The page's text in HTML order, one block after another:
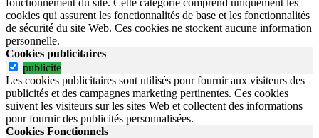
cookies qui assurent les fonctionnalités de base et les fonctionnalités
de sécurité du site Web. Ces cookies ne stockent aucune information
personnelle.
Cookies publicitaires
publicite
Les cookies publicitaires sont utilisés pour fournir aux visiteurs des
publicités et des campagnes marketing pertinentes. Ces cookies
suivent les visiteurs sur les sites Web et collectent des informations
pour fournir des publicités personnalisées.
Cookies Fonctionnels